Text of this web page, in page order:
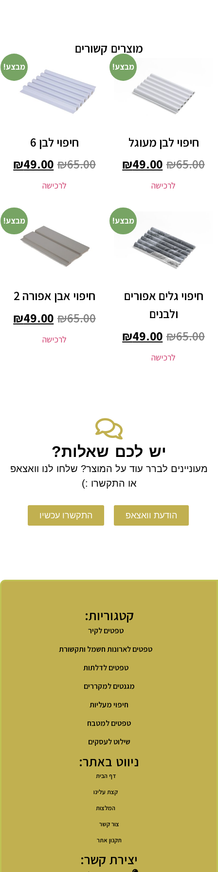
מוצרים קשורים
מבצע!
חיפוי לבן מעוגל
₪65.00
₪49.00
לרכישה
מבצע!
חיפוי לבן 6
₪65.00
₪49.00
לרכישה
מבצע!
חיפוי גלים אפורים
ולבנים
₪65.00
₪49.00
לרכישה
מבצע!
חיפוי אבן אפורה 2
₪65.00
₪49.00
לרכישה
יש לכם שאלות?
מעוניינים לברר עוד על המוצר? שלחו לנו וואצאפ
או התקשרו :)
הודעת וואצאפ התקשרו עכשיו
קטגוריות:
טפטים לקיר
טפטים לארונות חשמל ותקשורת
טפטים לדלתות
מגנטים למקררים
חיפוי מעליות
טפטים למטבח
שילוט לעסקים
ניווט באתר:
דף הבית
קצת עלינו
המלצות
צור קשר
תקנון אתר
יצירת קשר: